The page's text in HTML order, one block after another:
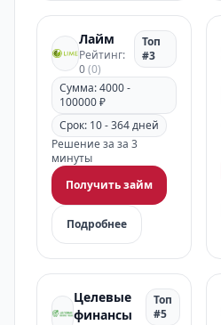
Лайм
Рейтинг:
0(0)
Топ
#3
Сумма: 4000 -
100000 ₽
Срок: 10 - 364 дней
Решение за за 3
минуты
Получить займ
Подробнее
Целевые
финансы
Топ
#5